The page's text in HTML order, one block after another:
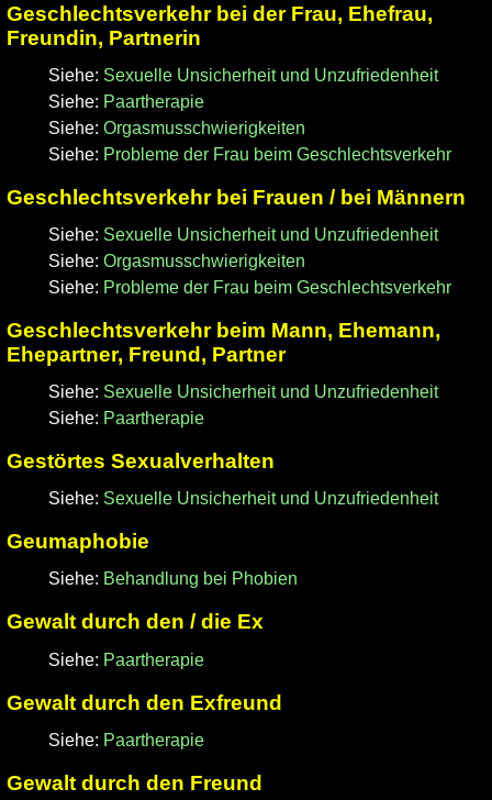
Geschlechtsverkehr bei der Frau, Ehefrau,
Freundin, Partnerin
Siehe: Sexuelle Unsicherheit und Unzufriedenheit
Siehe: Paartherapie
Siehe:Orgasmusschwierigkeiten
Siehe: Probleme der Frau beim Geschlechtsverkehr
Geschlechtsverkehr bei Frauen / bei Männern
Siehe: Sexuelle Unsicherheit und Unzufriedenheit
Siehe:Orgasmusschwierigkeiten
Siehe: Probleme der Frau beim Geschlechtsverkehr
Geschlechtsverkehr beim Mann, Ehemann,
Ehepartner, Freund, Partner
Siehe: Sexuelle Unsicherheit und Unzufriedenheit
Siehe: Paartherapie
Gestörtes Sexualverhalten
Siehe: Sexuelle Unsicherheit und Unzufriedenheit
Geumaphobie
Siehe: Behandlung bei Phobien
Gewalt durch den / die Ex
Siehe: Paartherapie
Gewalt durch den Exfreund
Siehe: Paartherapie
Gewalt durch den Freund